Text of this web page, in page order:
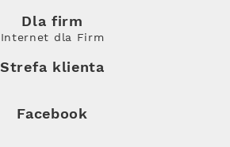
Dla firm
Internet dla Firm
Strefa klienta
Facebook